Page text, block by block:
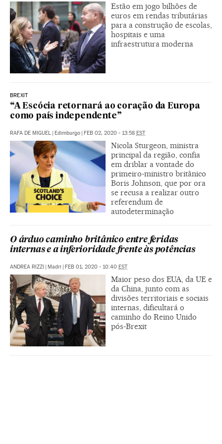
Estão em jogo bilhões de
euros em rendas tributárias
para a construção de escolas,
hospitais e uma
infraestrutura moderna
BREXIT
“A Escócia retornará ao coração da Europa
como país independente”
RAFA DE MIGUEL | Edimburgo | FEB 02, 2020 - 13:58 EST
Nicola Sturgeon, ministra
principal da região, confia
em driblar a vontade do
primeiro-ministro britânico
Boris Johnson, que por ora
se recusa a realizar outro
referendum de
autodeterminação
O árduo caminho britânico entre feridas
internas e a inferioridade frente às potências
ANDREA RIZZI | Madri | FEB 01, 2020 - 10:40 EST
Maior peso dos EUA, da UE e
da China, junto com as
divisões territoriais e sociais
internas, dificultará o
caminho do Reino Unido
pós-Brexit